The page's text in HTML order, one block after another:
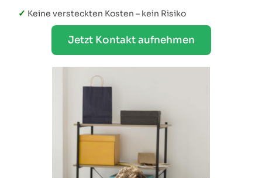
✓ Keine versteckten Kosten – kein Risiko
Jetzt Kontakt aufnehmen